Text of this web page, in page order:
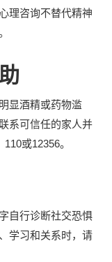
理咨询不替代精神
显酒精或药物滥
系可信任的家人并
或12356。
自行诊断社交恐惧
学习和关系时，请